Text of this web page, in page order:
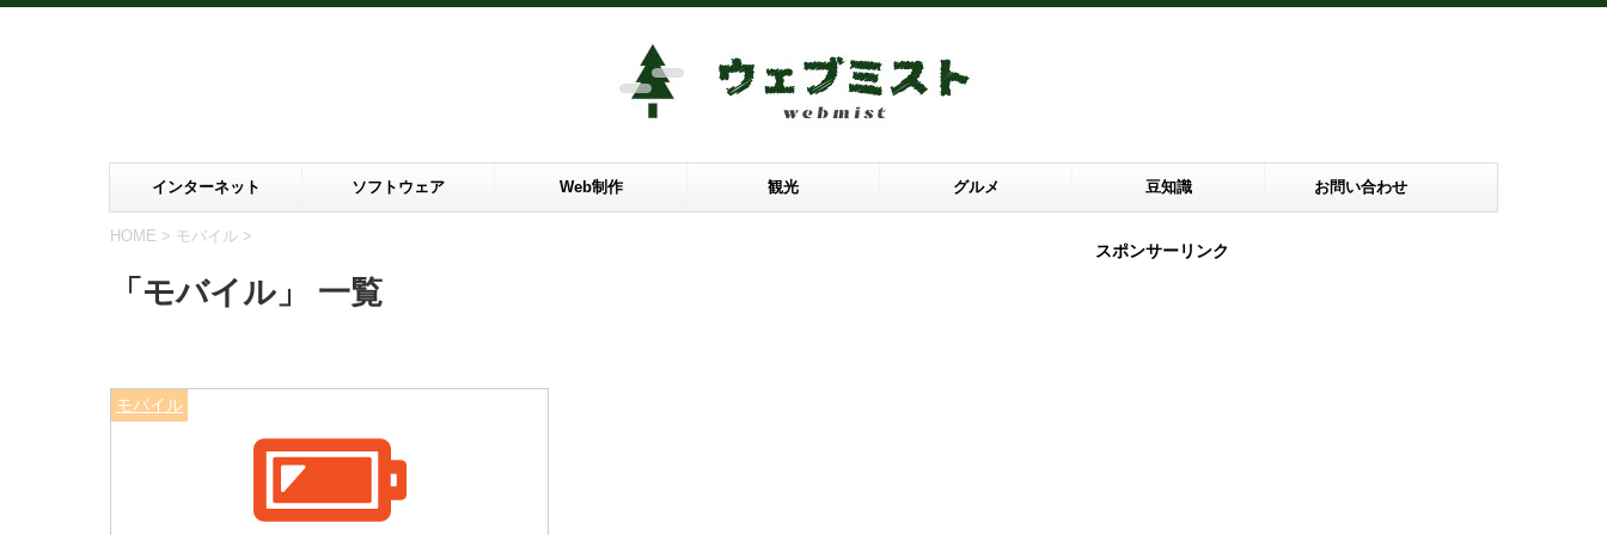
インターネット ソフトウェア Web制作 観光 グルメ 豆知識 お問い合わせ
HOME > モバイル >
「モバイル」 一覧
モバイル
スポンサーリンク